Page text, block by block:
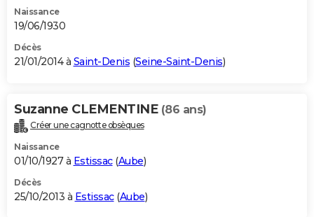
Naissance
19/06/1930
Décès
21/01/2014 à Saint-Denis (Seine-Saint-Denis)
Suzanne CLEMENTINE (86 ans)
Créer une cagnotte obsèques
Naissance
01/10/1927 à Estissac(Aube)
Décès
25/10/2013 à Estissac(Aube)